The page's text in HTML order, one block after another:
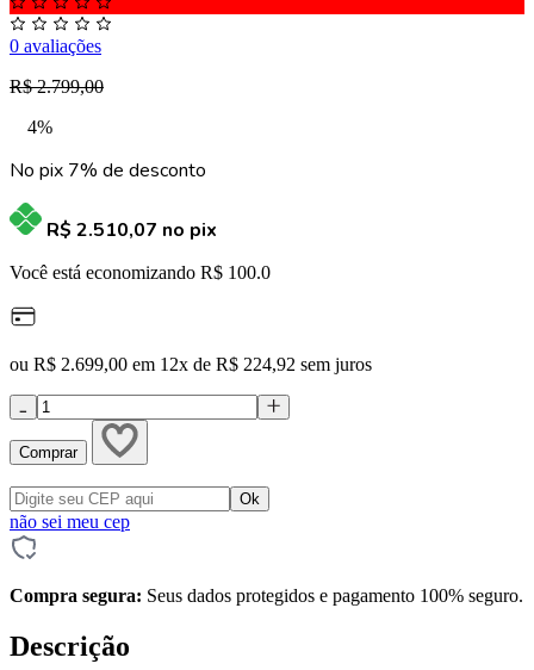
0 avaliações
R$ 2.799,00
4%
No pix 7% de desconto
R$ 2.510,07 no pix
Você está economizando R$ 100.0
ou R$ 2.699,00 em 12x de R$ 224,92 sem juros
Comprar
não sei meu cep
Compra segura: Seus dados protegidos e pagamento 100% seguro.
Descrição